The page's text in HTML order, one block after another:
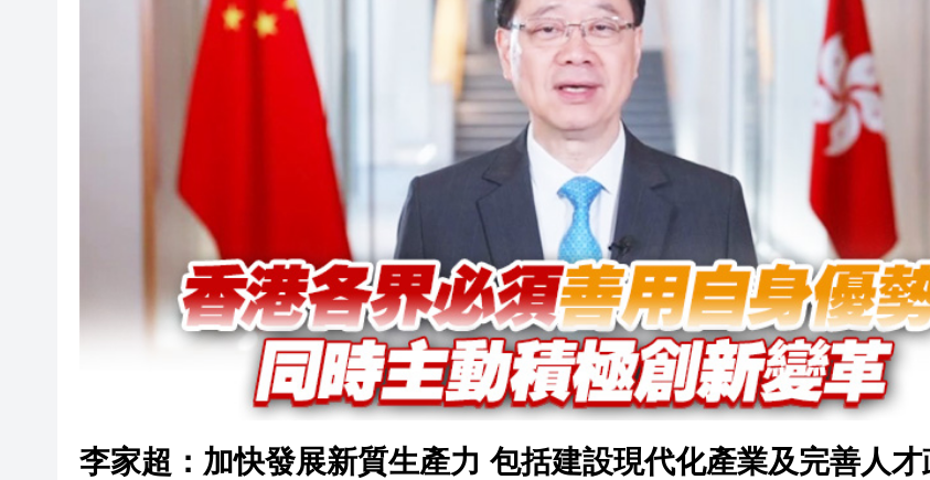
相約深圳，見證奇蹟 小梅沙迎國際客，鹽田港通亞太鏈
李家超：加快發展新質生產力 包括建設現代化產業及完善人才